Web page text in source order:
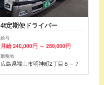
4t定期便ドライバー
給与
月給 240,000円 ～ 280,000円
勤務地
広島県福山市明神町2丁目８－７